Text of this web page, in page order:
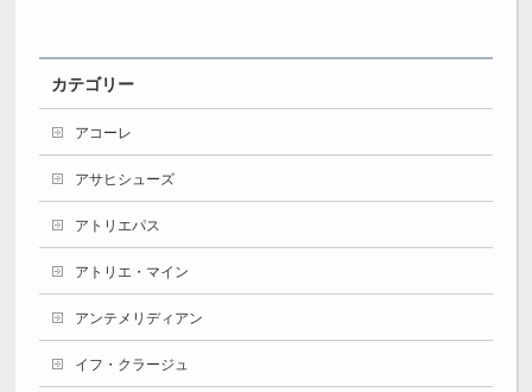
カテゴリー
アコーレ
アサヒシューズ
アトリエパス
アトリエ・マイン
アンテメリディアン
イフ・クラージュ